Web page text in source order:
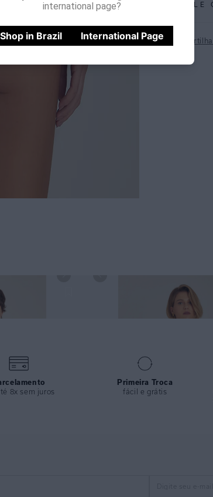
international page?
Shop in Brazil International Page
CALCULE
Não sei meu CEP
MONET CALÇA HOT
TOP MEIA-TAÇA RETRO RECYCLED
DRAPEADA RECYCLED CACTO
8x sem juros
Primeira Troca
fácil e grátis